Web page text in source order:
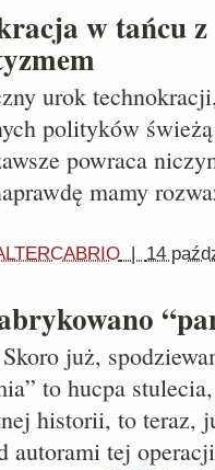
w tańcu
urok
polityków
powraca
mamy
| 14
już,
to hucpa
historii, to teraz,
autorami tej